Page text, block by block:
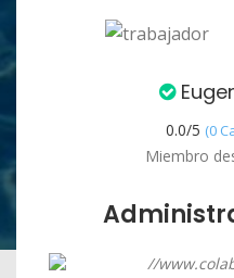
0.0/5 (0
Miembro